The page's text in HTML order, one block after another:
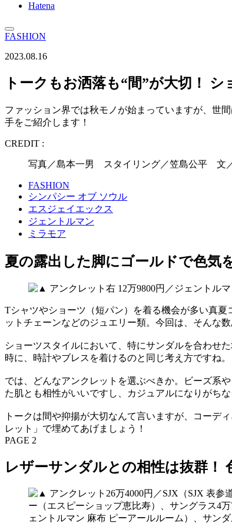
Hatena
FASHION
2023.08.16
トークもお洒落も“間”が大切！
ファッション界では秋モノが始まっていますが、世
手をご紹介します！
CREDIT :
写真／島本一男 スタイリング／笠島公平 文
FASHION
シンパシー オブ ソウル
エスジェイエックス
ジェントルマン
ミラモア
夏の露出した脚にゴールドで色気
Tシャツやショーツ（短パン）を着る機会が多い真
ットチェーンなどのジュエリー類。今回は、そんな
ショーツスタイルにおいて、特にサンダルを合わせ
時に、時計やブレスを着けるのと同じ考え方ですね。
では、どんなアンクレットを選ぶべきか。ビーズ系
た肌とも相性がいいですし、カジュアルになりがち
トークは間や抑揚が大切なんて言いますが、コーデ
レット」で埋めてあげましょう！
PAGE 2
レザーサンダルとの相性は抜群！